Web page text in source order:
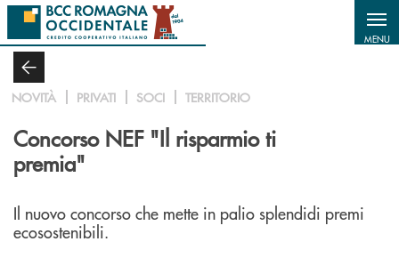
Salta al contenuto principale
MENU
NOVITÀ PRIVATI SOCI TERRITORIO
Concorso NEF "Il risparmio ti
premia"
Il nuovo concorso che mette in palio splendidi premi
ecosostenibili.